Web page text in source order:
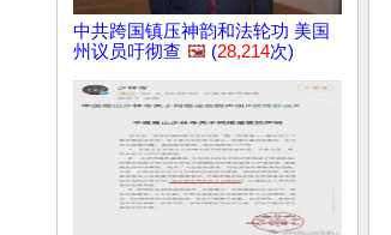
中共跨国镇压神韵和法轮功 美国
州议员吁彻查 🖼️ (28,214次)